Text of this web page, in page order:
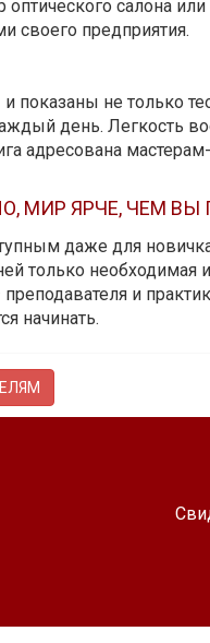
салона
своего предприятия.
показаны не только
день. Легкость
адресована
МИР ЯРЧЕ, ЧЕМ ВЫ
даже для
только необходимая
и
начинать.